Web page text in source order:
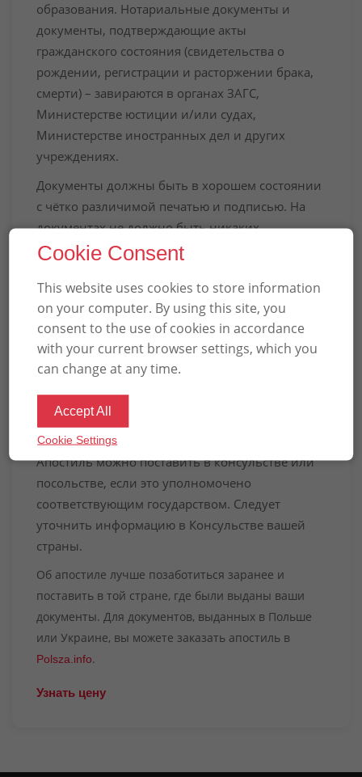
образования. Нотариальные документы и
документы, подтверждающие акты
гражданского состояния (свидетельства о
рождении, регистрации и расторжении брака,
смерти) – завираются в органах ЗАГС,
Министерстве юстиции и/или судах,
Министерстве иностранных дел и других
учреждениях.
Документы должны быть в хорошем состоянии
с чётко различимой печатью и подписью. На
документах не должно быть никаких
посторонних надписей или отметок.
апостилем документов, выданных в СССР. В
таком случае необходимо получить замену
документа, выданного в СССР.
Апостиль ставится исключительно на оригинал
или на нотариально заверенную копию, если
на оригинал невозможно поставить апостиль
(например, паспорт, водительские права).
Апостиль можно поставить в консульстве или
посольстве, если это уполномочено
соответствующим государством. Следует
уточнить информацию в Консульстве вашей
страны.
Об апостиле лучше позаботиться заранее и
поставить в той стране, где были выданы ваши
документы. Для документов, выданных в Польше
или Украине, вы можете заказать апостиль в
Polsza.info.
Узнать цену
Cookie Consent
This website uses cookies to store information
on your computer. By using this site, you
consent to the use of cookies in accordance
with your current browser settings, which you
can change at any time.
Accept All
Cookie Settings